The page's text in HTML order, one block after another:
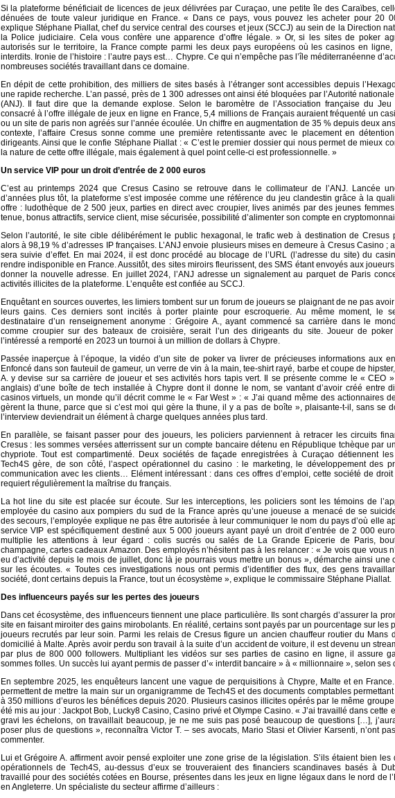
Si la plateforme bénéficiait de licences de jeux délivrées par Curaçao, une petite île des Caraïbes,
dénuées de toute valeur juridique en France. « Dans ce pays, vous pouvez les acheter pour 20
explique Stéphane Piallat, chef du service central des courses et jeux (SCCJ) au sein de la Direction
la Police judiciaire. Cela vous confère une apparence d’offre légale. » Or, si les sites de poker
autorisés sur le territoire, la France compte parmi les deux pays européens où les casinos en ligne,
interdits. Ironie de l’histoire : l’autre pays est… Chypre. Ce qui n’empêche pas l’île méditerranéenne
nombreuses sociétés travaillant dans ce domaine.
En dépit de cette prohibition, des milliers de sites basés à l’étranger sont accessibles depuis
une rapide recherche. L’an passé, près de 1 300 adresses ont ainsi été bloquées par l’Autorité
(ANJ). Il faut dire que la demande explose. Selon le baromètre de l’Association française du Jeu
consacré à l’offre illégale de jeux en ligne en France, 5,4 millions de Français auraient fréquenté un
ou un site de paris non agréés sur l’année écoulée. Un chiffre en augmentation de 35 % depuis deux
contexte, l’affaire Cresus sonne comme une première retentissante avec le placement en
dirigeants. Ainsi que le confie Stéphane Piallat : « C’est le premier dossier qui nous permet de mieux
la nature de cette offre illégale, mais également à quel point celle-ci est professionnelle. »
Un service VIP pour un droit d’entrée de 2 000 euros
C’est au printemps 2024 que Cresus Casino se retrouve dans le collimateur de l’ANJ. Lancée
d’années plus tôt, la plateforme s’est imposée comme une référence du jeu clandestin grâce à la
offre : ludothèque de 2 500 jeux, parties en direct avec croupier, lives animés par des jeunes
tenue, bonus attractifs, service client, mise sécurisée, possibilité d’alimenter son compte en
Selon l’autorité, le site cible délibérément le public hexagonal, le trafic web à destination de Cresus
alors à 98,19 % d’adresses IP françaises. L’ANJ envoie plusieurs mises en demeure à Cresus Casino ;
sera suivie d’effet. En mai 2024, il est donc procédé au blocage de l’URL (l’adresse du site) du
rendre indisponible en France. Aussitôt, des sites miroirs fleurissent, des SMS étant envoyés aux
donner la nouvelle adresse. En juillet 2024, l’ANJ adresse un signalement au parquet de Paris
activités illicites de la plateforme. L’enquête est confiée au SCCJ.
Enquêtant en sources ouvertes, les limiers tombent sur un forum de joueurs se plaignant de ne pas
leurs gains. Ces derniers sont incités à porter plainte pour escroquerie. Au même moment, le
destinataire d’un renseignement anonyme : Grégoire A., ayant commencé sa carrière dans le
comme croupier sur des bateaux de croisière, serait l’un des dirigeants du site. Joueur de poker
l’intéressé a remporté en 2023 un tournoi à un million de dollars à Chypre.
Passée inaperçue à l’époque, la vidéo d’un site de poker va livrer de précieuses informations aux
Enfoncé dans son fauteuil de gameur, un verre de vin à la main, tee-shirt rayé, barbe et coupe de
A. y devise sur sa carrière de joueur et ses activités hors tapis vert. Il se présente comme le « CEO
anglais) d’une boîte de tech installée à Chypre dont il donne le nom, se vantant d’avoir créé entre
casinos virtuels, un monde qu’il décrit comme le « Far West » : « J’ai quand même des actionnaires
gèrent la thune, parce que si c’est moi qui gère la thune, il y a pas de boîte », plaisante-t-il, sans se
l’interview deviendrait un élément à charge quelques années plus tard.
En parallèle, se faisant passer pour des joueurs, les policiers parviennent à retracer les circuits
Cresus : les sommes versées atterrissent sur un compte bancaire détenu en République tchèque par
chypriote. Tout est compartimenté. Deux sociétés de façade enregistrées à Curaçao détiennent
Tech4S gère, de son côté, l’aspect opérationnel du casino : le marketing, le développement des
communication avec les clients… Elément intéressant : dans ces offres d’emploi, cette société de droit
requiert régulièrement la maîtrise du français.
La hot line du site est placée sur écoute. Sur les interceptions, les policiers sont les témoins de
employée du casino aux pompiers du sud de la France après qu’une joueuse a menacé de se
des secours, l’employée explique ne pas être autorisée à leur communiquer le nom du pays d’où elle
service VIP est spécifiquement destiné aux 5 000 joueurs ayant payé un droit d’entrée de 2 000
multiplie les attentions à leur égard : colis sucrés ou salés de La Grande Epicerie de Paris,
champagne, cartes cadeaux Amazon. Des employés n’hésitent pas à les relancer : « Je vois que vous
eu d’activité depuis le mois de juillet, donc là je pourrais vous mettre un bonus », démarche ainsi une
sur les écoutes. « Toutes ces investigations nous ont permis d’identifier des flux, des gens
société, dont certains depuis la France, tout un écosystème », explique le commissaire Stéphane Piallat.
Des influenceurs payés sur les pertes des joueurs
Dans cet écosystème, des influenceurs tiennent une place particulière. Ils sont chargés d’assurer la
site en faisant miroiter des gains mirobolants. En réalité, certains sont payés par un pourcentage sur les
joueurs recrutés par leur soin. Parmi les relais de Cresus figure un ancien chauffeur routier du Mans
domicilié à Malte. Après avoir perdu son travail à la suite d’un accident de voiture, il est devenu un
par plus de 800 000 followers. Multipliant les vidéos sur ses parties de casino en ligne, il assure
sommes folles. Un succès lui ayant permis de passer d’« interdit bancaire » à « millionnaire », selon ses
En septembre 2025, les enquêteurs lancent une vague de perquisitions à Chypre, Malte et en
permettent de mettre la main sur un organigramme de Tech4S et des documents comptables permettant
à 350 millions d’euros les bénéfices depuis 2020. Plusieurs casinos illicites opérés par le même
été mis au jour : Jackpot Bob, Lucky8 Casino, Casino privé et Olympe Casino. « J’ai travaillé dans cette
gravi les échelons, on travaillait beaucoup, je ne me suis pas posé beaucoup de questions […],
poser plus de questions », reconnaîtra Victor T. – ses avocats, Mario Stasi et Olivier Karsenti, n’ont
commenter.
Lui et Grégoire A. affirment avoir pensé exploiter une zone grise de la législation. S’ils étaient bien les
opérationnels de Tech4S, au-dessus d’eux se trouveraient des financiers scandinaves basés à
travaillé pour des sociétés cotées en Bourse, présentes dans les jeux en ligne légaux dans le nord de
en Angleterre. Un spécialiste du secteur affirme d’ailleurs :